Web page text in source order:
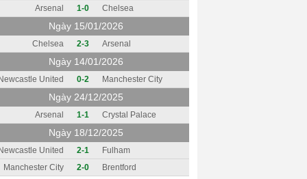
Arsenal 1-0 Chelsea
Ngày 15/01/2026
Chelsea 2-3 Arsenal
Ngày 14/01/2026
Newcastle United 0-2 Manchester City
Ngày 24/12/2025
Arsenal 1-1 Crystal Palace
Ngày 18/12/2025
Newcastle United 2-1
Fulham
Manchester City
2-0 Brentford